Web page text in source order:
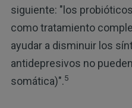
siguiente: "los
como tratamiento
ayudar a disminuir los
antidepresivos no
somática)".5